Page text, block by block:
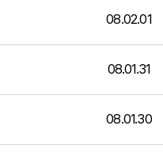
08.02.01
08.01.31
08.01.30